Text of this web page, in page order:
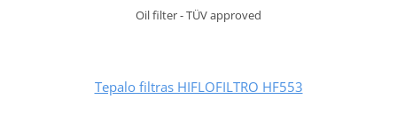
Oil filter - TÜV approved
Tepalo filtras HIFLOFILTRO HF553